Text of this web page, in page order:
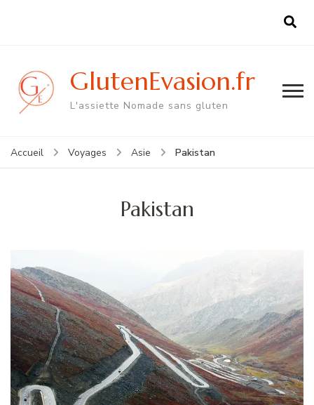
GlutenEvasion.fr
L'assiette Nomade sans gluten
Accueil Voyages Asie Pakistan
Pakistan